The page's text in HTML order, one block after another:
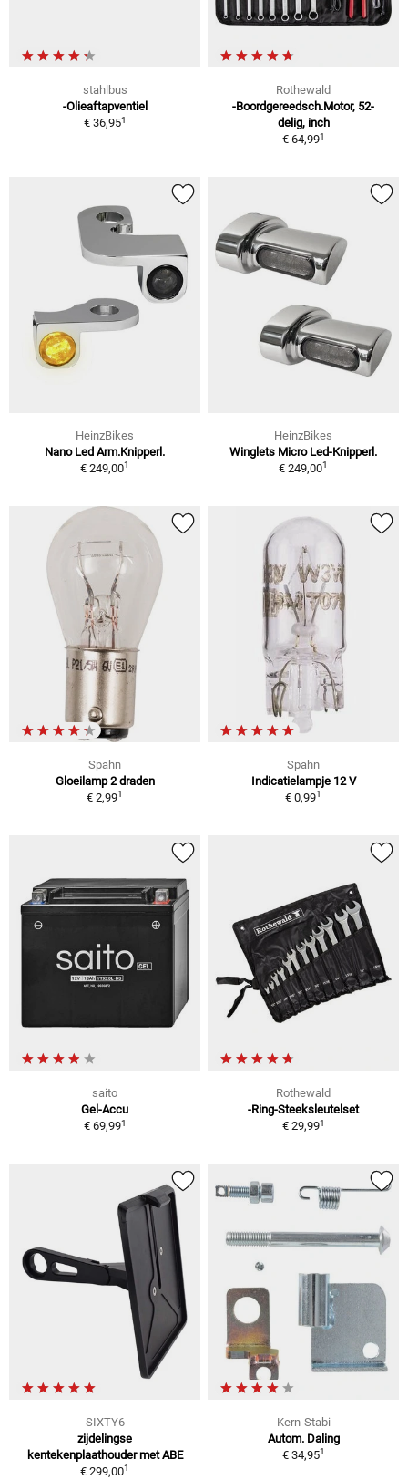
stahlbus
-Olieaftapventiel
€ 36,951
Rothewald
-Boordgereedsch.Motor, 52-
delig, inch
€ 64,991
HeinzBikes
Nano Led Arm.Knipperl.
€ 249,001
HeinzBikes
Winglets Micro Led-Knipperl.
€ 249,001
Spahn
Gloeilamp 2 draden
€ 2,991
Spahn
Indicatielampje 12 V
€ 0,991
saito
Gel-Accu
€ 69,991
Rothewald
-Ring-Steeksleutelset
€ 29,991
SIXTY6
zijdelingse
kentekenplaathouder met ABE
€ 299,001
Kern-Stabi
Autom. Daling
€ 34,951